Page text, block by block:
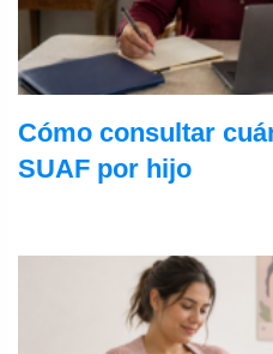
Cómo consultar
SUAF por hijo